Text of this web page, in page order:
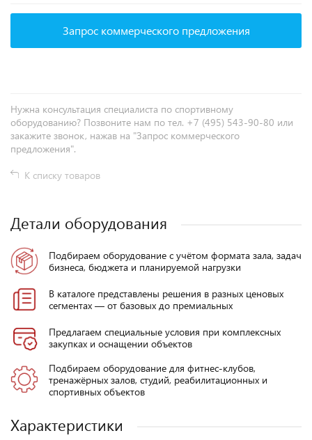
Запрос коммерческого предложения
Нужна консультация специалиста по спортивному
оборудованию? Позвоните нам по тел. +7 (495) 543-90-80 или
закажите звонок, нажав на "Запрос коммерческого
предложения".
К списку товаров
Детали оборудования
Подбираем оборудование с учётом формата зала, задач
бизнеса, бюджета и планируемой нагрузки
В каталоге представлены решения в разных ценовых
сегментах — от базовых до премиальных
Предлагаем специальные условия при комплексных
закупках и оснащении объектов
Подбираем оборудование для фитнес-клубов,
тренажёрных залов, студий, реабилитационных и
спортивных объектов
Характеристики